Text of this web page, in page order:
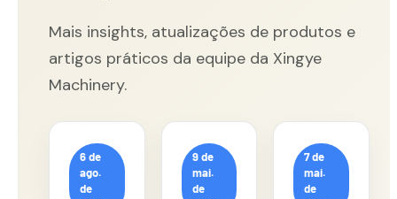
Mais insights, atualizações de produtos e
artigos práticos da equipe da Xingye
Machinery.
6 de
ago.
de
9 de
mai.
de
7 de
mai.
de